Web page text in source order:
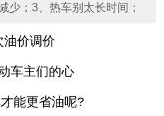
少；3、热车别太长时间；
油价调价
车主们的心
能更省油呢?